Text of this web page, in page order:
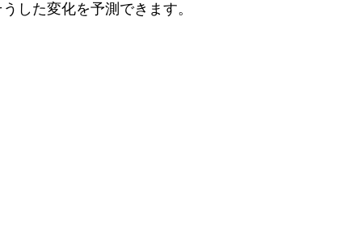
した変化を予測できます。